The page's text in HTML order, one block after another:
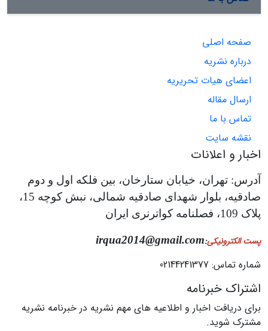
صفحه اصلی
درباره نشریه
اعضای هیات تحریریه
ارسال مقاله
تماس با ما
نقشه سایت
اخبار و اعلانات
آدرس: تهران، خیابان ستارخان، بین فلکه اول و دوم
صادقیه، بلوار شهدای صادقیه شمالی، نبش کوچه 15،
پلاک 109، فصلنامه کواترنری ایران
پست الکترونیکی:
irqua2014@gmail.com
شماره تماس: 02144241377
اشتراک خبرنامه
برای دریافت اخبار و اطلاعیه های مهم نشریه در خبرنامه نشریه
مشترک شوید.